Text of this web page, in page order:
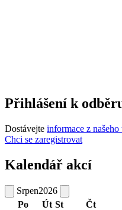
Přihlášení k
Dostávejte informace z našeho
Chci se zaregistrovat
Kalendář akcí
Srpen2026
Po
Út St Čt